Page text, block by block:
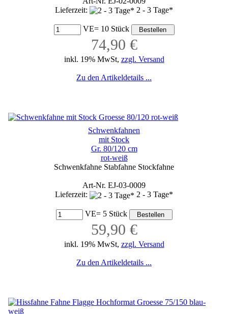
Lieferzeit:
2 - 3 Tage*
VE= 10 Stück
74,90 €
inkl. 19% MwSt, zzgl. Versand
Zu den Artikeldetails ...
Schwenkfahnen
mit Stock
Gr. 80/120 cm
rot-weiß
Schwenkfahne Stabfahne Stockfahne
Art-Nr. EJ-03-0009
Lieferzeit:
2 - 3 Tage*
VE= 5 Stück
59,90 €
inkl. 19% MwSt, zzgl. Versand
Zu den Artikeldetails ...